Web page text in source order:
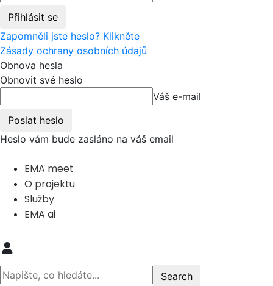
Zapomněli jste heslo? Klikněte
Zásady ochrany osobních údajů
Obnova hesla
Obnovit své heslo
Váš e-mail
Heslo vám bude zasláno na váš email
EMA meet
O projektu
Služby
EMA ai